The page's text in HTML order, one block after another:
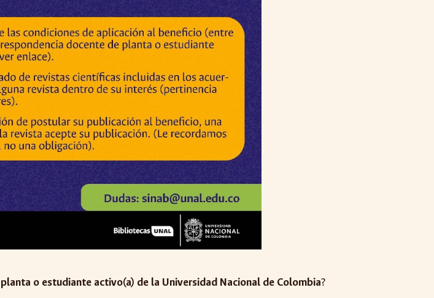
o estudiante activo(a) de la Universidad Nacional de Colombia?